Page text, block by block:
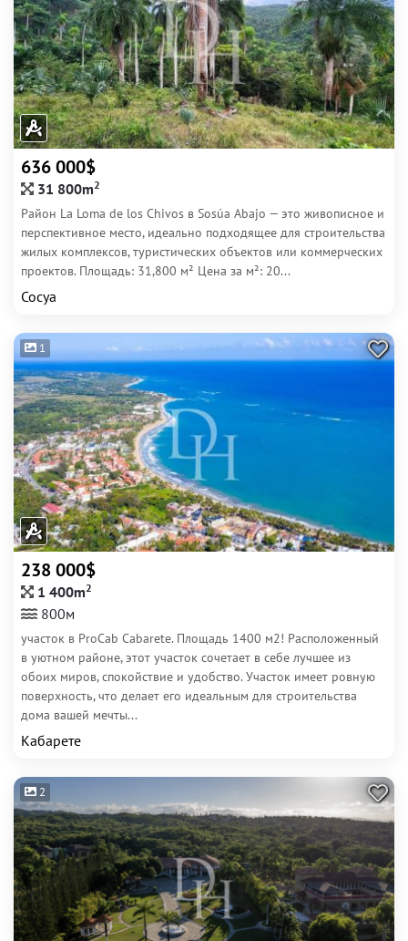
636 000$
31 800m2
Район La Loma de los Chivos в Sosúa Abajo — это живописное и
перспективное место, идеально подходящее для строительства
жилых комплексов, туристических объектов или коммерческих
проектов. Площадь: 31,800 м² Цена за м²: 20...
Сосуа
1
238 000$
1 400m2
800м
участок в ProCab Cabarete. Площадь 1400 м2! Расположенный
в уютном районе, этот участок сочетает в себе лучшее из
обоих миров, спокойствие и удобство. Участок имеет ровную
поверхность, что делает его идеальным для строительства
дома вашей мечты...
Кабарете
2